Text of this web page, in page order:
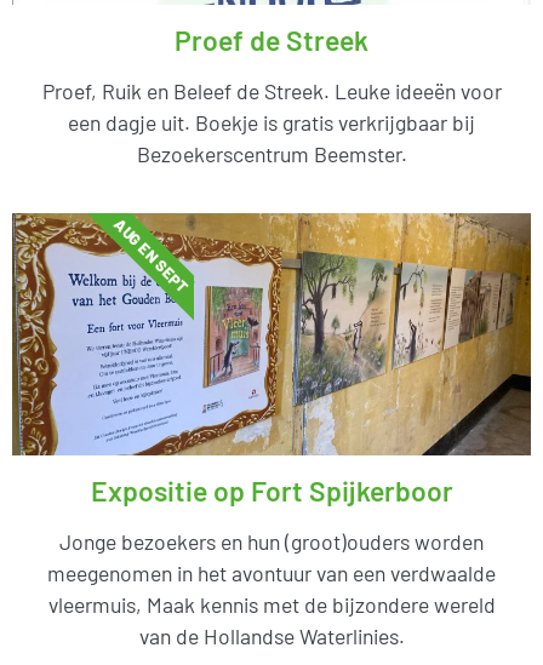
Proef de Streek
Proef, Ruik en Beleef de Streek. Leuke ideeën voor
een dagje uit. Boekje is gratis verkrijgbaar bij
Bezoekerscentrum Beemster.
Expositie op Fort Spijkerboor
Jonge bezoekers en hun (groot)ouders worden
meegenomen in het avontuur van een verdwaalde
vleermuis, Maak kennis met de bijzondere wereld
van de Hollandse Waterlinies.
AUG EN SEPT